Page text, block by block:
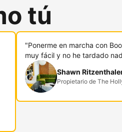
tú
"Ponerme en marcha con
muy fácil y no he tardado
Shawn
Propietario de The